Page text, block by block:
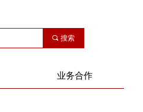
业务合作
끠 搜索